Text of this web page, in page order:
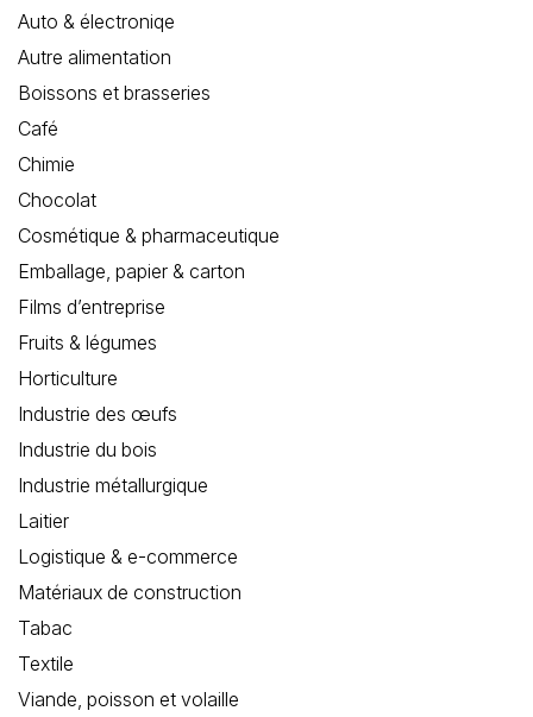
Auto & électroniqe
Autre alimentation
Boissons et brasseries
Café
Chimie
Chocolat
Cosmétique & pharmaceutique
Emballage, papier & carton
Films d’entreprise
Fruits & légumes
Horticulture
Industrie des œufs
Industrie du bois
Industrie métallurgique
Laitier
Logistique & e-commerce
Matériaux de construction
Tabac
Textile
Viande, poisson et volaille